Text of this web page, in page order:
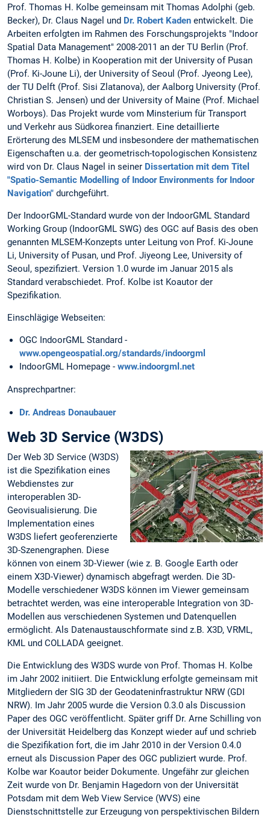
Prof. Thomas H. Kolbe gemeinsam mit Thomas Adolphi (geb.
Becker), Dr. Claus Nagel und Dr. Robert Kaden entwickelt. Die
Arbeiten erfolgten im Rahmen des Forschungsprojekts "Indoor
Spatial Data Management" 2008-2011 an der TU Berlin (Prof.
Thomas H. Kolbe) in Kooperation mit der University of Pusan
(Prof. Ki-Joune Li), der University of Seoul (Prof. Jyeong Lee),
der TU Delft (Prof. Sisi Zlatanova), der Aalborg University (Prof.
Christian S. Jensen) und der University of Maine (Prof. Michael
Worboys). Das Projekt wurde vom Minsterium für Transport
und Verkehr aus Südkorea finanziert. Eine detaillierte
Erörterung des MLSEM und insbesondere der mathematischen
Eigenschaften u.a. der geometrisch-topologischen Konsistenz
wird von Dr. Claus Nagel in seiner Dissertation mit dem Titel
"Spatio-Semantic Modelling of Indoor Environments for Indoor
Navigation" durchgeführt.
Der IndoorGML-Standard wurde von der IndoorGML Standard
Working Group (IndoorGML SWG) des OGC auf Basis des oben
genannten MLSEM-Konzepts unter Leitung von Prof. Ki-Joune
Li, University of Pusan, und Prof. Jiyeong Lee, University of
Seoul, spezifiziert. Version 1.0 wurde im Januar 2015 als
Standard verabschiedet. Prof. Kolbe ist Koautor der
Spezifikation.
Einschlägige Webseiten:
OGC IndoorGML Standard -
www.opengeospatial.org/standards/indoorgml
IndoorGML Homepage - www.indoorgml.net
Ansprechpartner:
Dr. Andreas Donaubauer
Web 3D Service (W3DS)
Der Web 3D Service (W3DS)
ist die Spezifikation eines
Webdienstes zur
interoperablen 3D-
Geovisualisierung. Die
Implementation eines
W3DS liefert geoferenzierte
3D-Szenengraphen. Diese
können von einem 3D-Viewer (wie z. B. Google Earth oder
einem X3D-Viewer) dynamisch abgefragt werden. Die 3D-
Modelle verschiedener W3DS können im Viewer gemeinsam
betrachtet werden, was eine interoperable Integration von 3D-
Modellen aus verschiedenen Systemen und Datenquellen
ermöglicht. Als Datenaustauschformate sind z.B. X3D, VRML,
KML und COLLADA geeignet.
Die Entwicklung des W3DS wurde von Prof. Thomas H. Kolbe
im Jahr 2002 initiiert. Die Entwicklung erfolgte gemeinsam mit
Mitgliedern der SIG 3D der Geodateninfrastruktur NRW (GDI
NRW). Im Jahr 2005 wurde die Version 0.3.0 als Discussion
Paper des OGC veröffentlicht. Später griff Dr. Arne Schilling von
der Universität Heidelberg das Konzept wieder auf und schrieb
die Spezifikation fort, die im Jahr 2010 in der Version 0.4.0
erneut als Discussion Paper des OGC publiziert wurde. Prof.
Kolbe war Koautor beider Dokumente. Ungefähr zur gleichen
Zeit wurde von Dr. Benjamin Hagedorn von der Universität
Potsdam mit dem Web View Service (WVS) eine
Dienstschnittstelle zur Erzeugung von perspektivischen Bildern